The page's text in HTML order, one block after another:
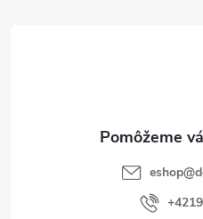
eshop@